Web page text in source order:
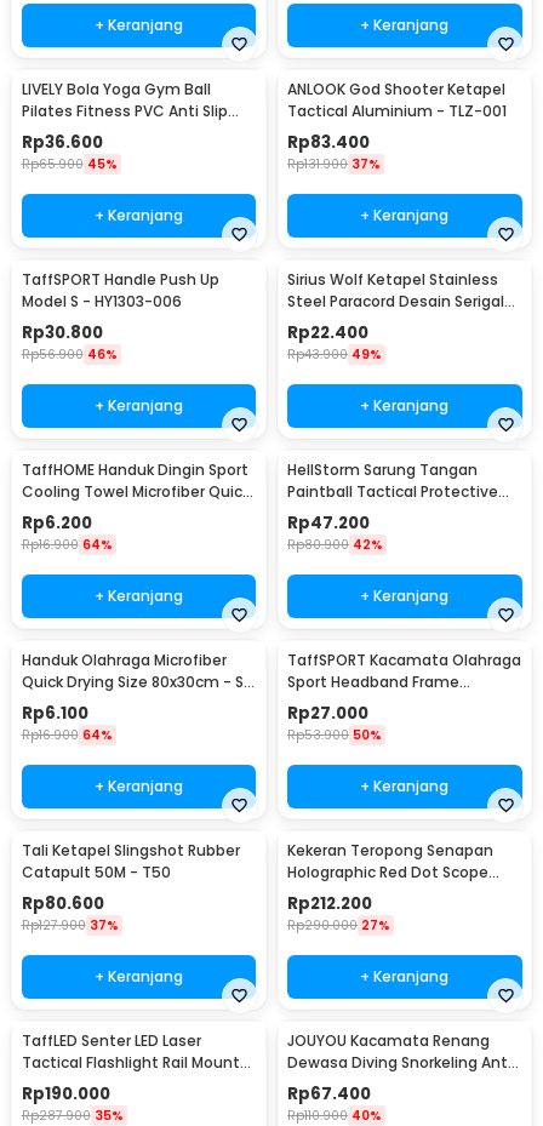
+ Keranjang + Keranjang
LIVELY Bola Yoga Gym Ball
Pilates Fitness PVC Anti Slip
55cm
Rp36.600
Rp65.900 45%
+ Keranjang
ANLOOK God Shooter Ketapel
Tactical Aluminium - TLZ-001
Rp83.400
Rp131.900 37%
+ Keranjang
TaffSPORT Handle Push Up
Model S - HY1303-006
Rp30.800
Rp56.900 46%
+ Keranjang
Sirius Wolf Ketapel Stainless
Steel Paracord Desain Serigala
- HW-GJ049
Rp22.400
Rp43.900 49%
+ Keranjang
TaffHOME Handuk Dingin Sport
Cooling Towel Microfiber Quick
Dry - SH-C00290
Rp6.200
Rp16.900 64%
+ Keranjang
HellStorm Sarung Tangan
Paintball Tactical Protective
Gloves Nylon L - HS210
Rp47.200
Rp80.900 42%
+ Keranjang
Handuk Olahraga Microfiber
Quick Drying Size 80x30cm - S-
50
Rp6.100
Rp16.900 64%
+ Keranjang
TaffSPORT Kacamata Olahraga
Sport Headband Frame
Glasses - 9833
Rp27.000
Rp53.900 50%
+ Keranjang
Tali Ketapel Slingshot Rubber
Catapult 50M - T50
Rp80.600
Rp127.900 37%
+ Keranjang
Kekeran Teropong Senapan
Holographic Red Dot Scope
20mm - M-01
Rp212.200
Rp290.000 27%
+ Keranjang
TaffLED Senter LED Laser
Tactical Flashlight Rail Mount
200 Lumens - JGSD
Rp190.000
Rp287.900 35%
JOUYOU Kacamata Renang
Dewasa Diving Snorkeling Anti
Fog UV Protection - E0735
Rp67.400
Rp110.900 40%